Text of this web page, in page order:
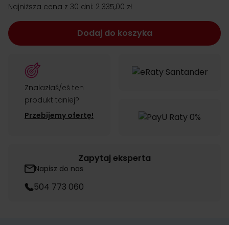
Najniższa cena z 30 dni: 2 335,00 zł
Dodaj do koszyka
Znalazłaś/eś ten
produkt taniej?
Przebijemy ofertę!
Zapytaj eksperta
Napisz do nas
504 773 060